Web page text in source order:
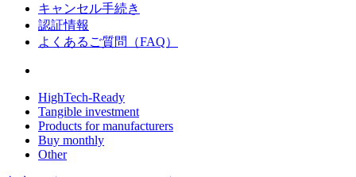
キャンセル手続き
認証情報
よくあるご質問（FAQ）
HighTech-Ready
Tangible investment
Products for manufacturers
Buy monthly
Other